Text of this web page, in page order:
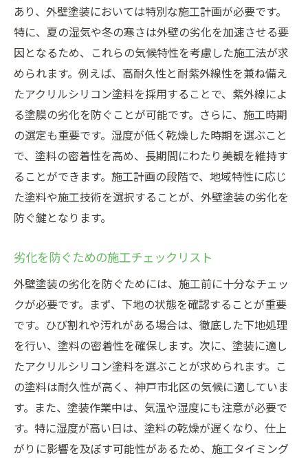
あり、外壁塗装においては特別な施工計画が必要です。
特に、夏の湿気や冬の寒さは外壁の劣化を加速させる要
因となるため、これらの気候特性を考慮した施工法が求
められます。例えば、高耐久性と耐紫外線性を兼ね備え
たアクリルシリコン塗料を採用することで、紫外線によ
る塗膜の劣化を防ぐことが可能です。さらに、施工時期
の選定も重要です。湿度が低く乾燥した時期を選ぶこと
で、塗料の密着性を高め、長期間にわたり美観を維持す
ることができます。施工計画の段階で、地域特性に応じ
た塗料や施工技術を選択することが、外壁塗装の劣化を
防ぐ鍵となります。
劣化を防ぐための施工チェックリスト
外壁塗装の劣化を防ぐためには、施工前に十分なチェッ
クが必要です。まず、下地の状態を確認することが重要
です。ひび割れや汚れがある場合は、徹底した下地処理
を行い、塗料の密着性を確保します。次に、塗装に適し
たアクリルシリコン塗料を選ぶことが求められます。こ
の塗料は耐久性が高く、神戸市北区の気候に適していま
す。また、塗装作業中は、気温や湿度にも注意が必要で
す。特に湿度が高い日は、塗料の乾燥が遅くなり、仕上
がりに影響を及ぼす可能性があるため、施工タイミング